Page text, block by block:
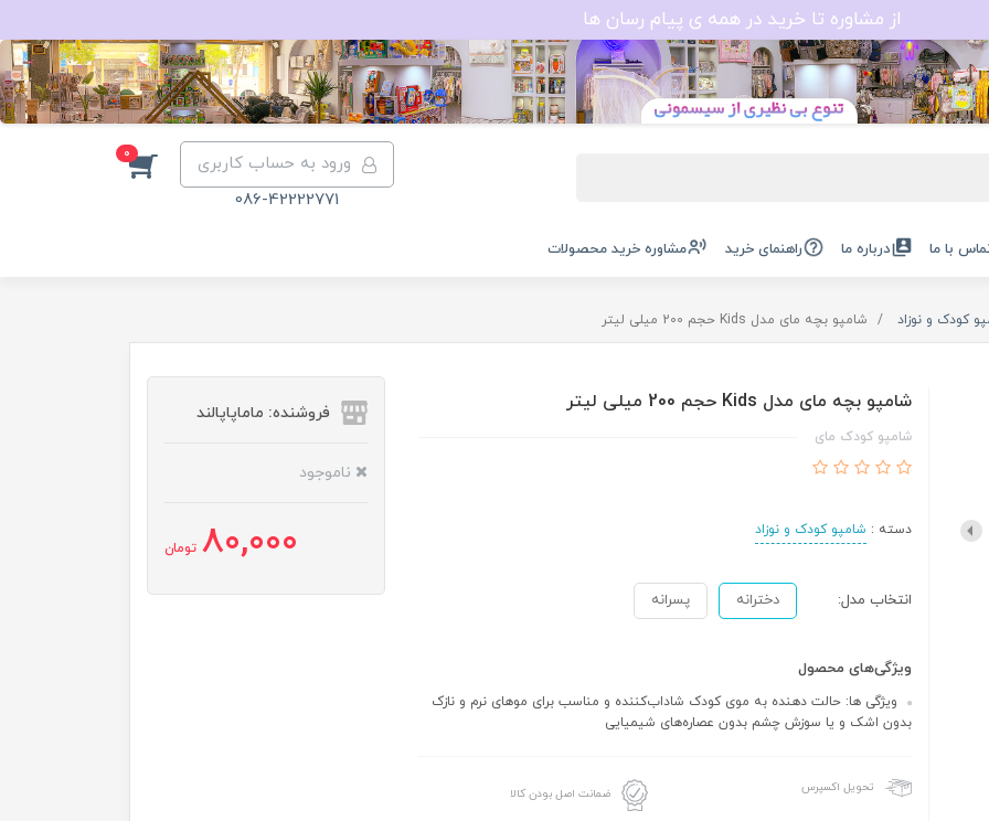
از مشاوره تا خرید در همه ی پیام رسان ها
ورود به حساب کاربری
086-42222771
0
با ما درباره ما راهنمای خرید مشاوره خرید محصولات
کودک و نوزاد شامپو بچه مای مدل Kids حجم 200 میلی لیتر
شامپو بچه مای مدل Kids حجم 200 میلی لیتر
شامپو کودک مای
دسته : شامپو کودک و نوزاد
انتخاب مدل: دخترانه پسرانه
ویژگی‌های محصول
ویژگی ها: حالت دهنده به موی کودک شاداب‌کننده و مناسب برای موهای نرم و نازک
بدون اشک و یا سوزش چشم بدون عصاره‌های شیمیایی
تحویل اکسپرس ضمانت اصل بودن کالا
فروشنده: ماماپاپالند
ناموجود
80,000 تومان